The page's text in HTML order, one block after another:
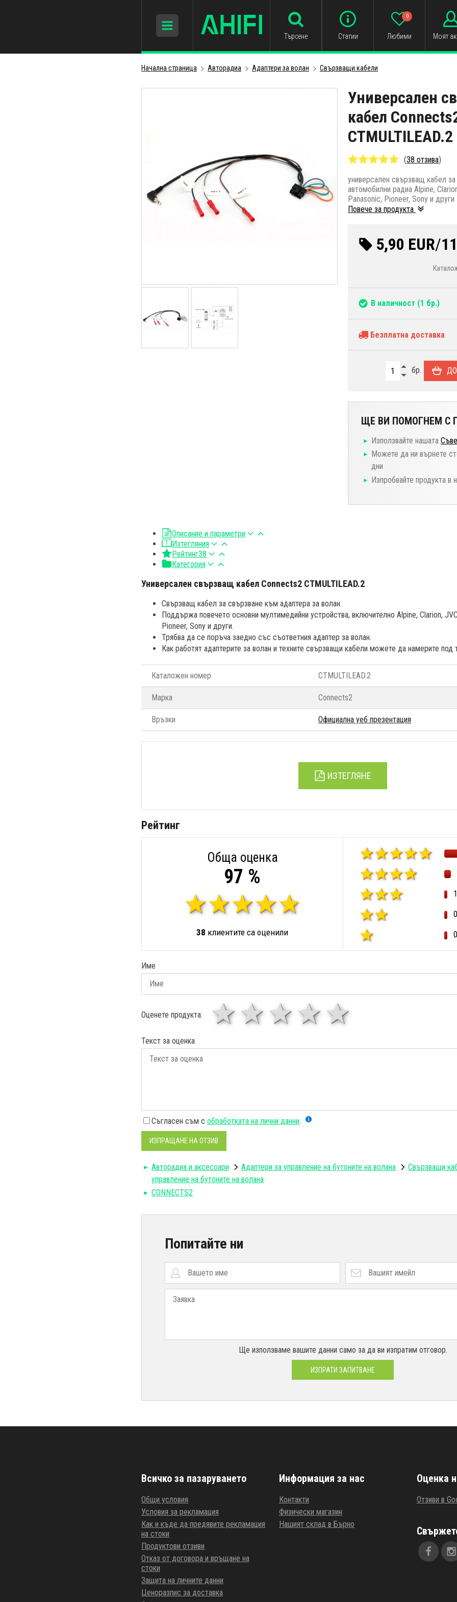
Търсене Статии Любими
0
Моят
Начална страница Авторадиa Адаптери за волан Свързващи кабели
Универсален
кабел
CTMULTILEAD.2
(38 отзива)
универсален свързващ кабел за
автомобилни радиа Alpine,
Panasonic, Pioneer, Sony и други
Повече за продукта
5,90 EUR/
В наличност (1 бр.)
Безплатна доставка
бр.
ЩЕ ВИ ПОМОГНЕМ С
Използвайте нашата
Можете да ни върнете
дни
Изпробвайте продукта в
Описание и параметри
Изтегляния
Рейтинг38
Категория
Универсален свързващ кабел Connects2 CTMULTILEAD.2
Свързващ кабел за свързване към адаптера за волан.
Поддържа повечето основни мултимедийни устройства, включително Alpine, Clarion,
Pioneer, Sony и други.
Трябва да се поръча заедно със съответния адаптер за волан.
Как работят адаптерите за волан и техните свързващи кабели можете да намерите под
Каталожен номер CTMULTILEAD.2
Марка Connects2
Връзки Официална уеб презентация
ИЗТЕГЛЯНЕ
Рейтинг
Обща оценка
97 %
38 клиентите са оценили
Име
Оценете продукта: 4 звезди
3 звезди
звезди
1 звезда
Текст за оценка
Съгласен съм с обработката на лични данни.
ИЗПРАЩАНЕ НА ОТЗИВ
Авторадиa и аксесоари Адаптери за управление на бутоните на волана
Свързващи
управление на бутоните на волана
CONNECTS2
Попитайте ни
Ще използваме вашите данни само за да ви изпратим отговор.
ИЗПРАТИ ЗАПИТВАНЕ
Всичко за пазаруването
Общи условия
Условия за рекламация
Как и къде да предявите рекламация
на стоки
Продуктови отзиви
Отказ от договора и връщане на
стоки
Защита на личните данни
Ценоразпис за доставка
Информация за нас
Контакти
Физически магазин
Нашият склад в Бърно
Оценка
Отзиви в